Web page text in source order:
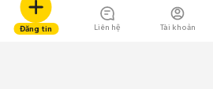
Đăng tin Liên hệ Tài khoản